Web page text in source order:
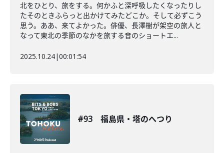
北をひとり、旅をする。何かふと深呼吸したくなったりし
たそのときふらっと出かけてみたどこか。そして必ずこう
思う。ああ、来てよかった。俳優、長澤樹が架空の旅人と
なって東北の季節のなかを旅する音のショートエ...
2025.10.24|00:01:54
#93 福島県・塔のへつり